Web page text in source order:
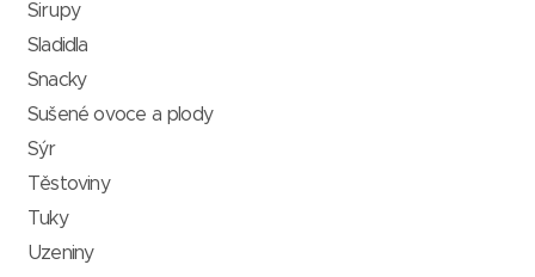
Sirupy
Sladidla
Snacky
Sušené ovoce a plody
Sýr
Těstoviny
Tuky
Uzeniny